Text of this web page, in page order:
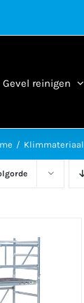
Gevel reinigen
Klimmateriaal